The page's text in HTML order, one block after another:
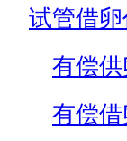
试管借
有偿
有偿